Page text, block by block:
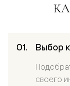
Выбор
своего